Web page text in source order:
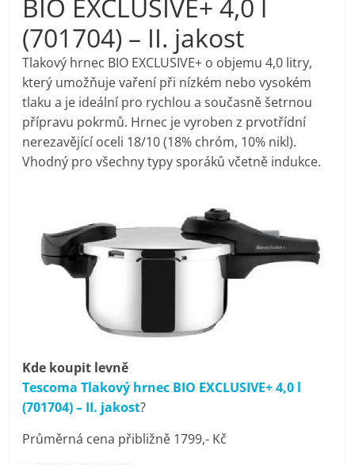
pračky,
televize,
notebooky,
mobilní
kávovary,
bazény
porovnání
Elektro
OK,
pračky,
BIO EXCLUSIVE+ 4,0 l
(701704) – II. jakost
Tlakový hrnec BIO EXCLUSIVE+ o objemu 4,0 litry,
který umožňuje vaření při nízkém nebo vysokém
tlaku a je ideální pro rychlou a současně šetrnou
přípravu pokrmů. Hrnec je vyroben z prvotřídní
nerezavějící oceli 18/10 (18% chróm, 10% nikl).
Vhodný pro všechny typy sporáků včetně indukce.
Kde koupit levně
Tescoma Tlakový hrnec BIO EXCLUSIVE+ 4,0 l
(701704) – II. jakost?
Průměrná cena přibližně 1799,- Kč